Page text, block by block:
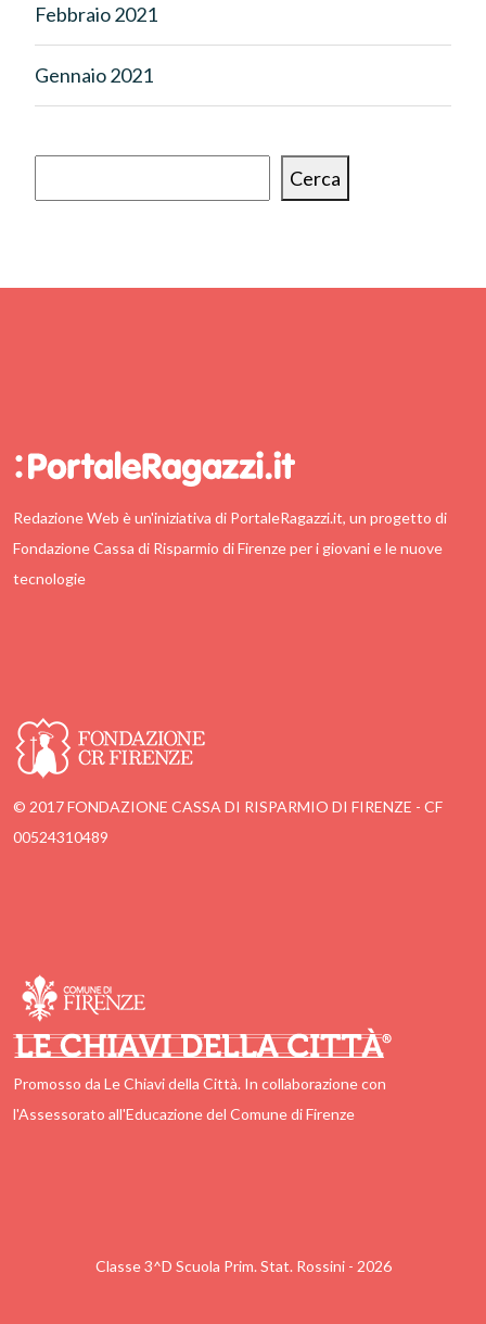
Febbraio 2021
Gennaio 2021
Cerca
Redazione Web è un'iniziativa di PortaleRagazzi.it, un progetto di
Fondazione Cassa di Risparmio di Firenze per i giovani e le nuove
tecnologie
© 2017 FONDAZIONE CASSA DI RISPARMIO DI FIRENZE - CF
00524310489
Promosso da Le Chiavi della Città. In collaborazione con
l'Assessorato all'Educazione del Comune di Firenze
Classe 3^D Scuola Prim. Stat. Rossini - 2026